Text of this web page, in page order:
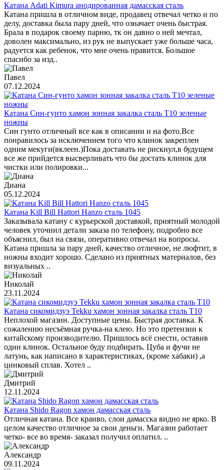
Катана Adati Kimura анодированная дамасская сталь
Катана пришла в отличном виде, продавец отвечал четко и по
делу, доставка была пару дней, что означает очень быстрая.
Брала в подарок своему парню, тк он давно о ней мечтал,
доволен максимально, из рук не выпускает уже больше часа,
радуется как ребенок, что мне очень нравится. Большое
спасибо за изд..
Павел
07.12.2024
Катана Син-гунто хамон зонная закалка сталь T10 зеленые
ножны
Син гунто отличный все как в описании и на фото.Все
понравилось за исключением того что клинок закреплен
одним мекуги(вклеен.)Пока доставать не рискнул,в будущем
все же прийдется высверливать что бы достать клинок для
чистки или полировки...
Диана
05.12.2024
Катана Kill Bill Hattori Hanzo сталь 1045
Заказывала катану с курьерской доставкой, приятный молодой
человек уточнил детали заказа по телефону, подробно все
объяснил, был на связи, оперативно отвечал на вопросы.
Катана пришла за пару дней, качество отличное, не люфтит, в
ножны входит хорошо. Сделано из приятных материалов, без
визуальных ..
Николай
23.11.2024
Катана сикомидзуэ Tekku хамон зонная закалка сталь T10
Неплохой магазин. Доступные цены. Быстрая доставка. К
сожалению несъёмная ручка-на клею. Но это претензии к
китайскому производителю. Пришлось всё снести, оставив
один клинок. Остальное буду подбирать. Цуба и фучи не
латунь, как написано в характеристиках, (кроме хабаки) ,а
цинковый сплав. Хотел ..
Дмитрий
12.11.2024
Катана Shido Ragon хамон дамасская сталь
Отличная катана. Все краиво, слои дамасска видно не ярко. В
целом качество отличное за свои деньги. Магазин работает
четко- все во время- заказал получил оплатил. ..
Александр
09.11.2024